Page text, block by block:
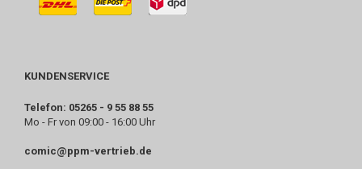
KUNDENSERVICE
Telefon: 05265 - 9 55 88 55
Mo - Fr von 09:00 - 16:00 Uhr
comic@ppm-vertrieb.de